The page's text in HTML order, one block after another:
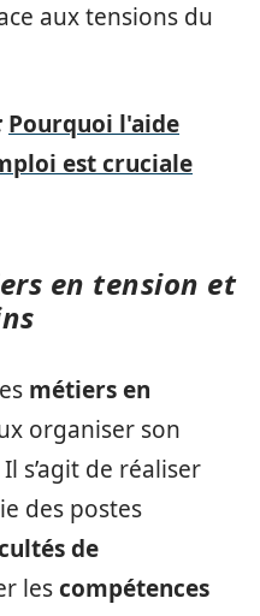
aux tensions du
Pourquoi l'aide
est cruciale
en tension et
métiers en
organiser son
Il s’agit de réaliser
des postes
de
lescompétences